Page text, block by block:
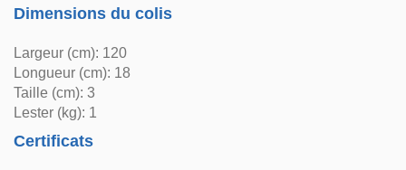
Dimensions du colis
Largeur (cm): 120
Longueur (cm): 18
Taille (cm): 3
Lester (kg): 1
Certificats